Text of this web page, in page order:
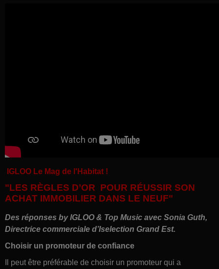
IGLOO Le Mag de l'Habitat !
"LES RÈGLES D’OR POUR RÉUSSIR SON
ACHAT IMMOBILIER DANS LE NEUF"
Des réponses by IGLOO & Top Music avec Sonia Guth,
Directrice commerciale d’Iselection Grand Est.
Choisir un promoteur de confiance
Il peut être préférable de choisir un promoteur qui a